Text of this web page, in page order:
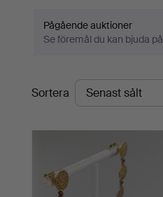
Pågående auktioner
Se föremål du kan bjuda på
Slutpriser
Sortera